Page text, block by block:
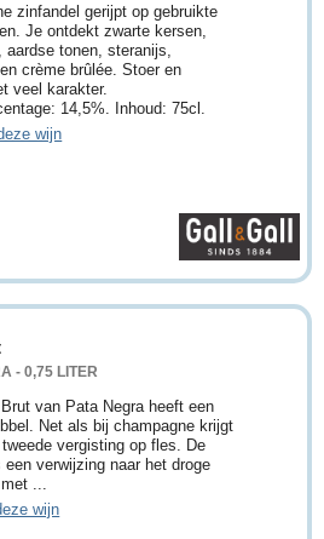
zinfandel gerijpt op gebruikte
Je ontdekt zwarte kersen,
aardse tonen, steranijs,
crème brûlée. Stoer en
veel karakter.
14,5%. Inhoud: 75cl.
wijn
- 0,75 LITER
van Pata Negra heeft een
Net als bij champagne krijgt
vergisting op fles. De
verwijzing naar het droge
...
wijn